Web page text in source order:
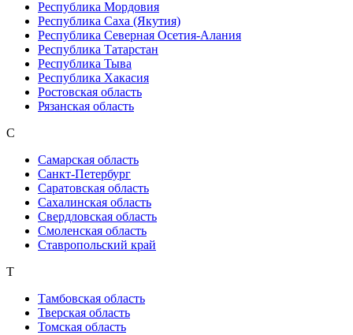
Республика Мордовия
Республика Саха (Якутия)
Республика Северная Осетия-Алания
Республика Татарстан
Республика Тыва
Республика Хакасия
Ростовская область
Рязанская область
С
Самарская область
Санкт-Петербург
Саратовская область
Сахалинская область
Свердловская область
Смоленская область
Ставропольский край
Т
Тамбовская область
Тверская область
Томская область